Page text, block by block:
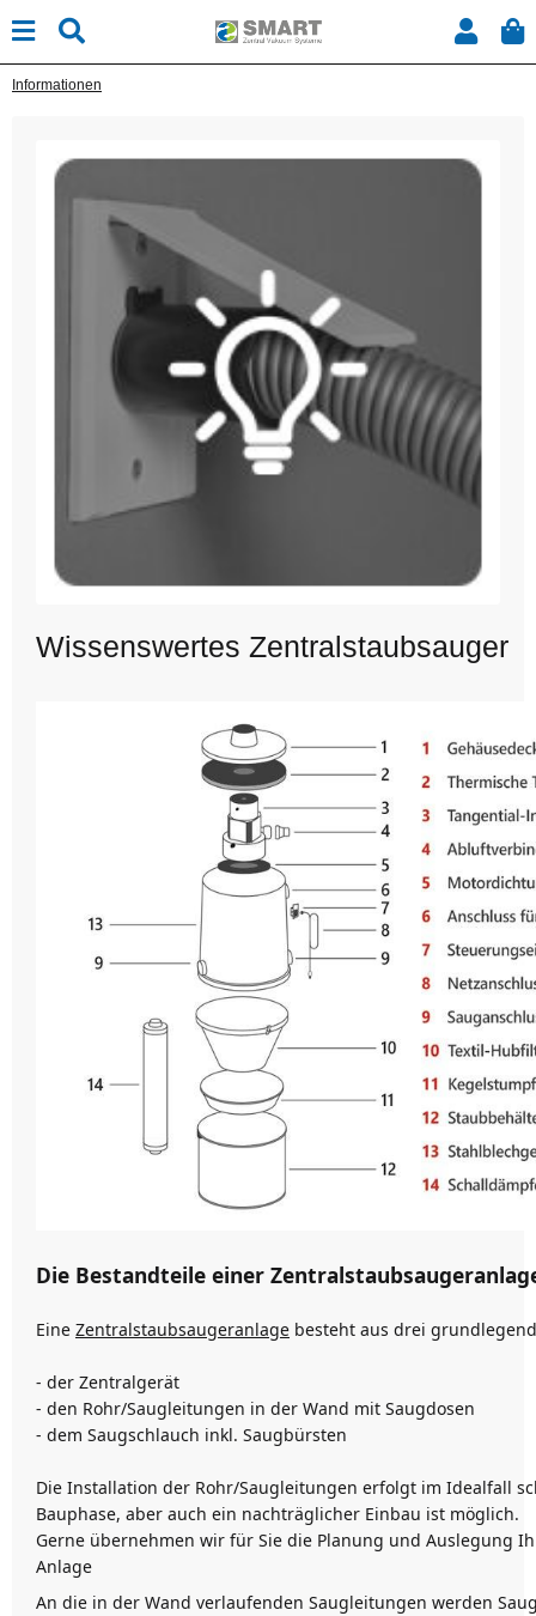
Informationen
Wissenswertes Zentralstaubsauger
Die Bestandteile einer
Eine Zentralstaubsaugeranlage besteht aus drei
- der Zentralgerät
- den Rohr/Saugleitungen in der Wand mit Saugdosen
- dem Saugschlauch inkl. Saugbürsten
Die Installation der Rohr/Saugleitungen erfolgt im Idealfall
Bauphase, aber auch ein nachträglicher Einbau ist möglich.
Gerne übernehmen wir für Sie die Planung und Auslegung
Anlage
An die in der Wand verlaufenden Saugleitungen werden